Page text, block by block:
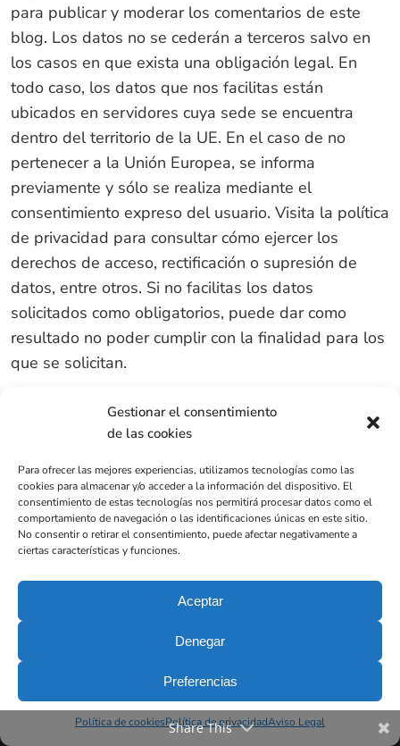
Gestionar el consentimiento
de las cookies
Para ofrecer las mejores experiencias, utilizamos tecnologías como las
cookies para almacenar y/o acceder a la información del dispositivo. El
consentimiento de estas tecnologías nos permitirá procesar datos como el
comportamiento de navegación o las identificaciones únicas en este sitio.
No consentir o retirar el consentimiento, puede afectar negativamente a
ciertas características y funciones.
Aceptar
Denegar
Preferencias
Política de cookiesPolítica de privacidadAviso Legal
para publicar y moderar los comentarios de este
blog. Los datos no se cederán a terceros salvo en
los casos en que exista una obligación legal. En
todo caso, los datos que nos facilitas están
ubicados en servidores cuya sede se encuentra
dentro del territorio de la UE. En el caso de no
pertenecer a la Unión Europea, se informa
previamente y sólo se realiza mediante el
consentimiento expreso del usuario. Visita la política
de privacidad para consultar cómo ejercer los
derechos de acceso, rectificación o supresión de
datos, entre otros. Si no facilitas los datos
solicitados como obligatorios, puede dar como
resultado no poder cumplir con la finalidad para los
que se solicitan.
He leído y acepto la Política de privacidad
Share This